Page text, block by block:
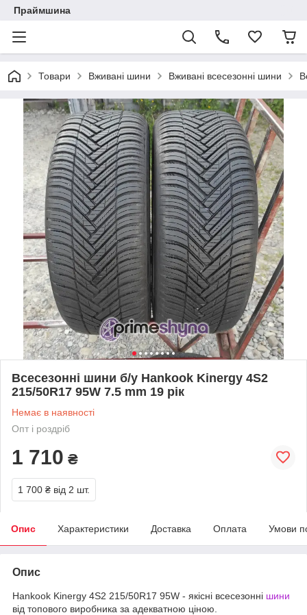
Праймшина
Товари Вживані шини Вживані всесезонні шини
Всесезонні шини б/у Hankook Kinergy 4S2
215/50R17 95W 7.5 mm 19 рік
Немає в наявності
Опт і роздріб
1 710 ₴
1 700 ₴ від 2 шт.
Опис Характеристики Доставка Оплата Умови
Опис
Hankook Kinergy 4S2 215/50R17 95W - якісні всесезонні шини
від топового виробника за адекватною ціною.